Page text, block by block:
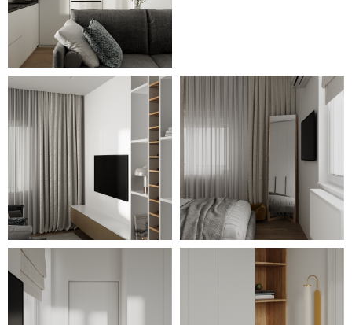
В детской комнате создана
двухъярусная конструкция, низ
которой занят
комфортабельным спальным
местом, а верх – уютным
уголком отдыха. Центральным
элементом спальни стала
большая кровать с серой
мягкой обивкой, сбоку от
которой разместился крупный
гардероб с закрытыми
отделениями и открытыми